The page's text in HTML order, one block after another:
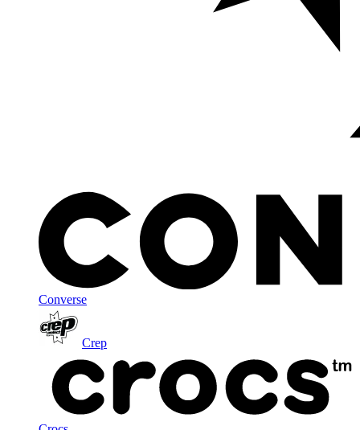
Converse
Crep